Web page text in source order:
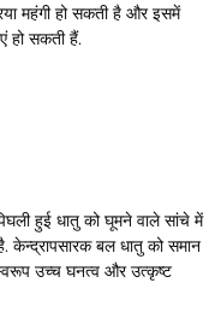
महंगी हो सकती है और इसमें
हो सकती हैं.
हुई धातु को घूमने वाले सांचे में
केन्द्रापसारक बल धातु को समान
उच्च घनत्व और उत्कृष्ट